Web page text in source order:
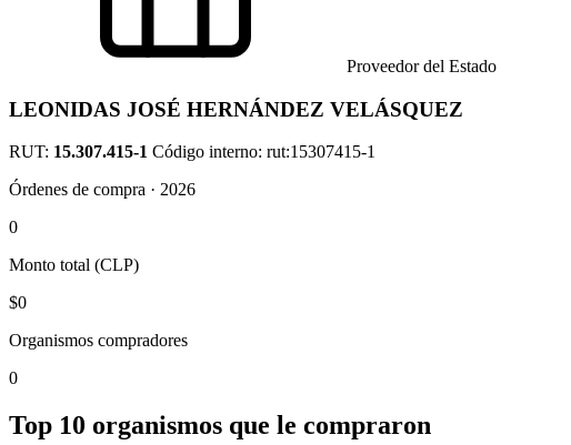
Proveedor del Estado
LEONIDAS JOSÉ HERNÁNDEZ VELÁSQUEZ
RUT: 15.307.415-1 Código interno: rut:15307415-1
Órdenes de compra · 2026
0
Monto total (CLP)
$0
Organismos compradores
0
Top 10 organismos que le compraron